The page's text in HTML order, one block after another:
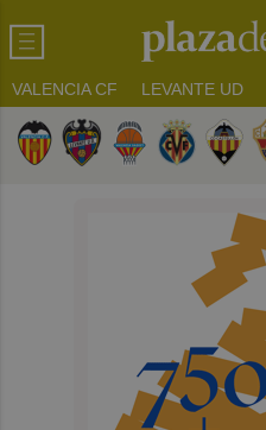
VALENCIA CF LEVANTE UD